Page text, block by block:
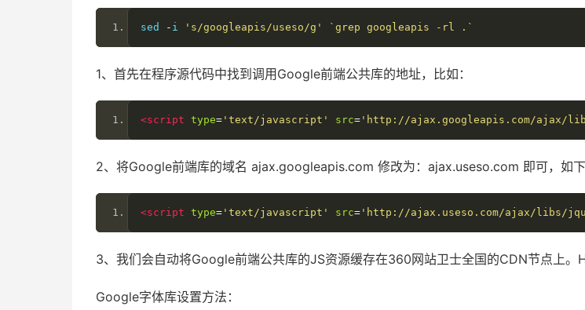
sed
- i 's/googleapis/useso/g' `grep googleapis -rl .`
1、首先在程序源代码中找到调用Google前端公共库的地址，比如：
<script type= 'text/javascript' src= 'http://ajax.googleapis.com/ajax/
2、将Google前端库的域名 ajax.googleapis.com 修改为：ajax.useso.com 即可，如下
<script type= 'text/javascript' src= 'http://ajax.useso.com/ajax/libs/
3、我们会自动将Google前端公共库的JS资源缓存在360网站卫士全国的CDN节点上。
Google字体库设置方法：